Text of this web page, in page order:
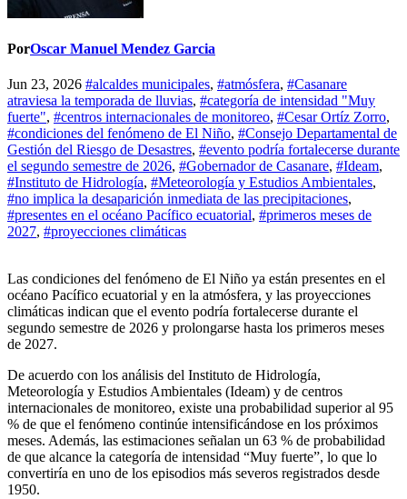
PorOscar Manuel Mendez Garcia
Jun 23, 2026 #alcaldes municipales, #atmósfera, #Casanare
atraviesa la temporada de lluvias, #categoría de intensidad "Muy
fuerte", #centros internacionales de monitoreo, #Cesar Ortíz Zorro,
#condiciones del fenómeno de El Niño, #Consejo Departamental de
Gestión del Riesgo de Desastres, #evento podría fortalecerse durante
el segundo semestre de 2026, #Gobernador de Casanare, #Ideam,
#Instituto de Hidrología, #Meteorología y Estudios Ambientales,
#no implica la desaparición inmediata de las precipitaciones,
#presentes en el océano Pacífico ecuatorial, #primeros meses de
2027, #proyecciones climáticas
Las condiciones del fenómeno de El Niño ya están presentes en el
océano Pacífico ecuatorial y en la atmósfera, y las proyecciones
climáticas indican que el evento podría fortalecerse durante el
segundo semestre de 2026 y prolongarse hasta los primeros meses
de 2027.
De acuerdo con los análisis del Instituto de Hidrología,
Meteorología y Estudios Ambientales (Ideam) y de centros
internacionales de monitoreo, existe una probabilidad superior al 95
% de que el fenómeno continúe intensificándose en los próximos
meses. Además, las estimaciones señalan un 63 % de probabilidad
de que alcance la categoría de intensidad “Muy fuerte”, lo que lo
convertiría en uno de los episodios más severos registrados desde
1950.